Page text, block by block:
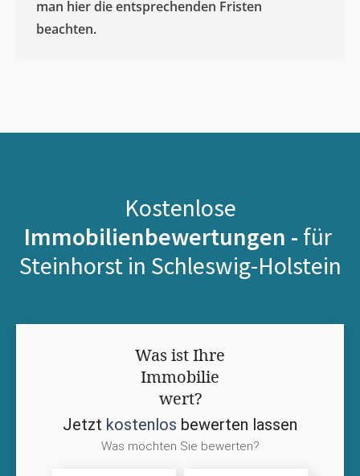
man hier die entsprechenden Fristen
beachten.
Kostenlose
Immobilienbewertungen - für
Steinhorst in Schleswig-Holstein
Was ist Ihre
Immobilie
wert?
Jetzt kostenlos bewerten lassen
Was möchten Sie bewerten?